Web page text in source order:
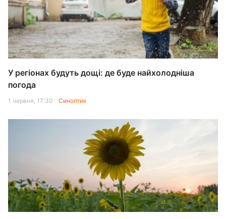
У регіонах будуть дощі: де буде найхолодніша
погода
1 червня, 17:30 Синоптик